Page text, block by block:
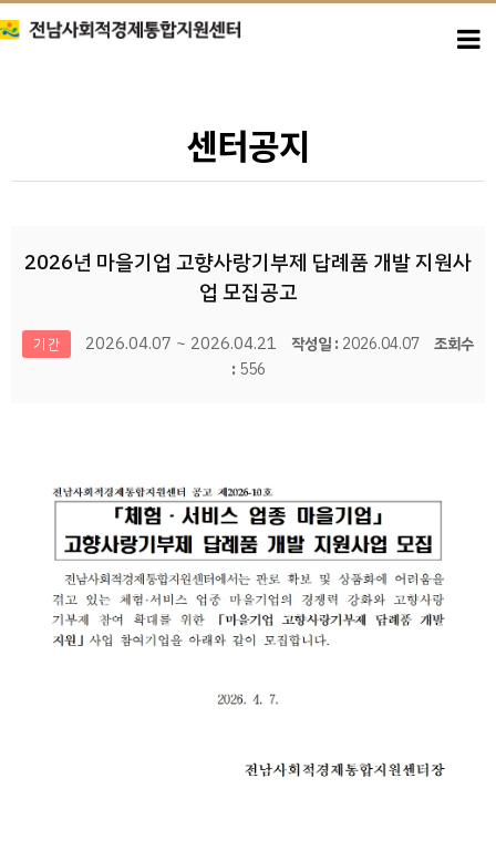
센터공지
2026년 마을기업 고향사랑기부제 답례품 개발 지원사
업 모집공고
기간 2026.04.07 ~ 2026.04.21 작성일 : 2026.04.07
조회수
: 556